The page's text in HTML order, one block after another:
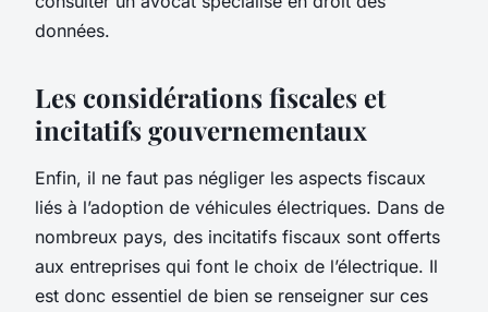
données.
Les considérations fiscales et
incitatifs gouvernementaux
Enfin, il ne faut pas négliger les aspects fiscaux
liés à l’adoption de véhicules électriques. Dans de
nombreux pays, des incitatifs fiscaux sont offerts
aux entreprises qui font le choix de l’électrique. Il
est donc essentiel de bien se renseigner sur ces